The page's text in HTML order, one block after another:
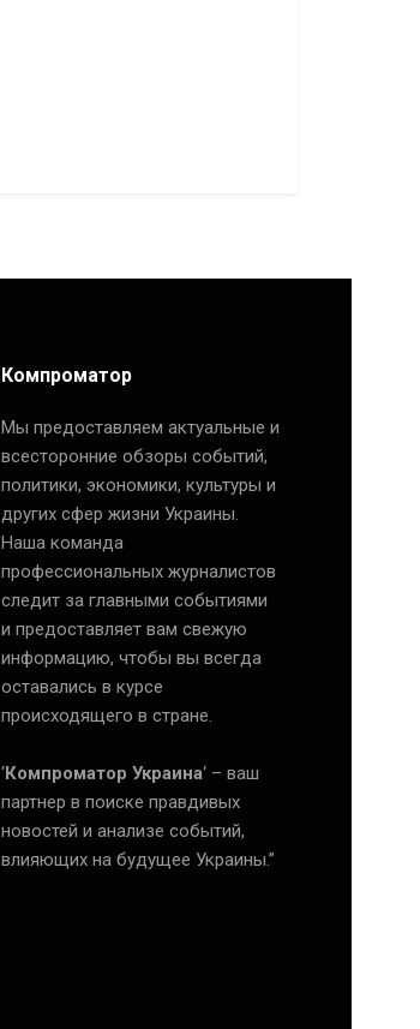
Компроматор
Мы предоставляем актуальные и
всесторонние обзоры событий,
политики, экономики, культуры и
других сфер жизни Украины.
Наша команда
профессиональных журналистов
следит за главными событиями
и предоставляет вам свежую
информацию, чтобы вы всегда
оставались в курсе
происходящего в стране.
‘Компроматор Украина‘ – ваш
партнер в поиске правдивых
новостей и анализе событий,
влияющих на будущее Украины.”